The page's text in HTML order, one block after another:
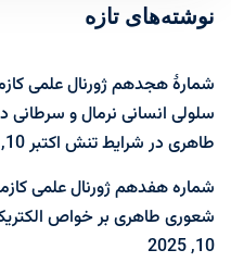
نوشته‌های تازه
شمارۀ هجدهم ژورنال علمی
سلولی انسانی نرمال و
طاهری در شرایط تنش اکتبر 10, 2025
شماره هفدهم ژورنال علمی
شعوری طاهری بر خواص
10, 2025